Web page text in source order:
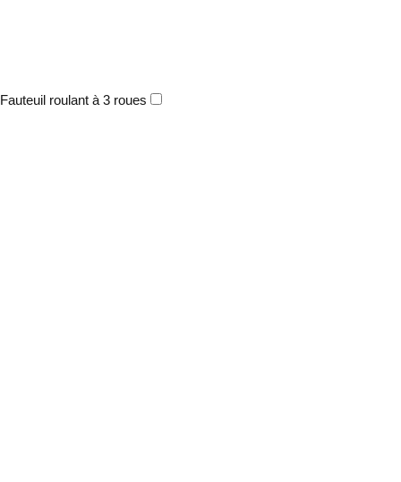
Fauteuil roulant à 3 roues